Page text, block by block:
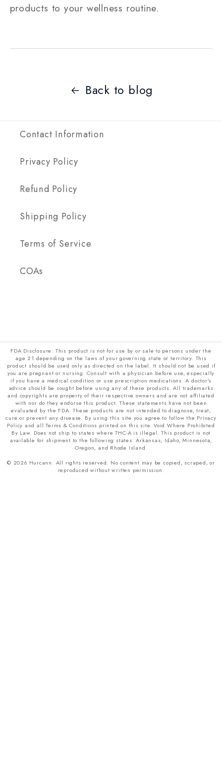
products to your wellness routine.
Back to blog
Contact Information
Privacy Policy
Refund Policy
Shipping Policy
Terms of Service
COAs
FDA Disclosure: This product is not for use by or sale to persons under the
age 21 depending on the laws of your governing state or territory. This
product should be used only as directed on the label. It should not be used if
you are pregnant or nursing. Consult with a physician before use, especially
if you have a medical condition or use prescription medications. A doctor's
advice should be sought before using any of these products. All trademarks
and copyrights are property of their respective owners and are not affiliated
with nor do they endorse this product. These statements have not been
evaluated by the FDA. These products are not intended to diagnose, treat,
cure or prevent any disease. By using this site you agree to follow the Privacy
Policy and all Terms & Conditions printed on this site. Void Where Prohibited
By Law. Does not ship to states where THC-A is illegal. This product is not
available for shipment to the following states: Arkansas, Idaho, Minnesota,
Oregon, and Rhode Island.
© 2026 Hurcann. All rights reserved. No content may be copied, scraped, or
reproduced without written permission.